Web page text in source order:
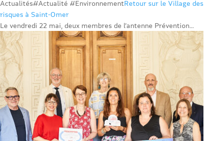
Actualités#Actualité #EnvironnementRetour sur le Village des
risques à Saint-Omer
Le vendredi 22 mai, deux membres de l’antenne Prévention...